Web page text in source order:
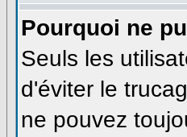
Pourquoi ne
Seuls les
d'éviter le
ne pouvez